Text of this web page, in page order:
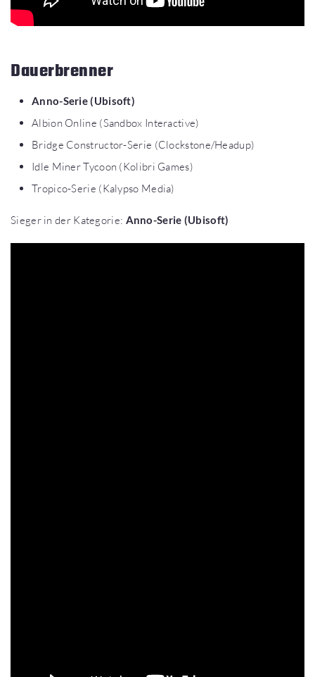
Dauerbrenner
Anno-Serie (Ubisoft)
Albion Online (Sandbox Interactive)
Bridge Constructor-Serie (Clockstone/Headup)
Idle Miner Tycoon (Kolibri Games)
Tropico-Serie (Kalypso Media)
Sieger in der Kategorie: Anno-Serie (Ubisoft)